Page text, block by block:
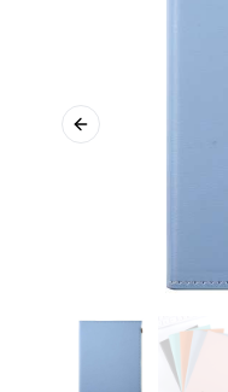
Previous slide